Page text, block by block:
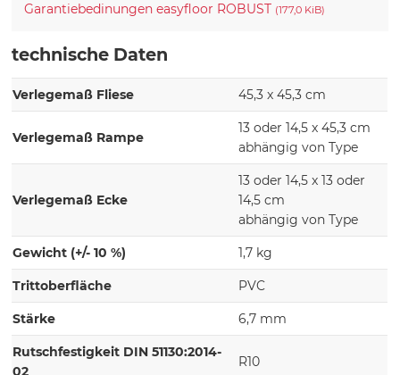
Garantiebedinungen easyfloor ROBUST (177,0 KiB)
technische Daten
Verlegemaß Fliese 45,3 x 45,3 cm
Verlegemaß Rampe
13 oder 14,5 x 45,3 cm
abhängig von Type
Verlegemaß Ecke
13 oder 14,5 x 13 oder
14,5 cm
abhängig von Type
Gewicht (+/- 10 %) 1,7 kg
Trittoberfläche PVC
Stärke 6,7 mm
Rutschfestigkeit DIN 51130:2014-
02
R10